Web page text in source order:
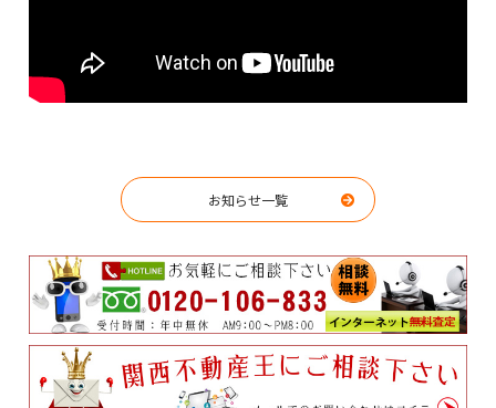
お知らせ一覧